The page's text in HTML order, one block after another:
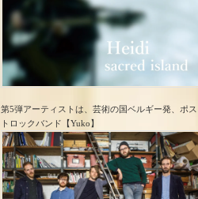
第5弾アーティストは、芸術の国ベルギー発、ポス
トロック​バンド【Yuko】